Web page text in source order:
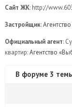
Сайт ЖК: http://
Застройщик:
Официальный агент:
квартир:Агентство
В форуме 3